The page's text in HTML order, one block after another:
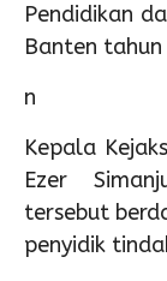
Pendidikan
Banten
n
Kepala
Ezer
tersebut
penyidik